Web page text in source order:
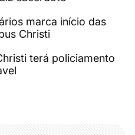
marca início das
Christi
terá policiamento